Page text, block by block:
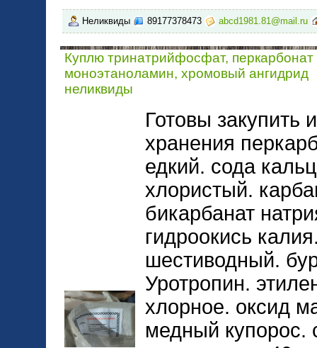
Неликвиды 89177378473 abcd1981.81@mail.ru
Куплю тринатрийфосфат, перкарбонат
моноэтаноламин, хромовый ангидрид
неликвиды
Готовы закупить
хранения
едкий. сода
хлористый.
бикарбанат
гидроокись
шестиводный.
Уротропин.
хлорное. оксид
медный купорос.